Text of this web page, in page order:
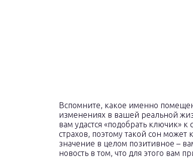
Вспомните, какое именно
изменениях в вашей реальной
вам удастся «подобрать ключик»
страхов, поэтому такой сон может
значение в целом позитивное –
новость в том, что для этого вам